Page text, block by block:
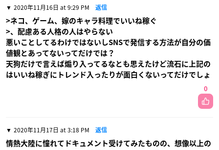
2020年11月16日 at 9:29 PM 返信
>ネコ、ゲーム、嫁のキャラ料理でいいね稼ぐ
>、配慮ある人格の人はやらない
悪いことしてるわけではないしSNSで発信する方法が自分の価
値観とあってないってだけでは？
天狗だけで言えば煽り入ってるなとも思えたけど流石に上記の
はいいね稼ぎにトレンド入ったりが面白くないってだけでしょ
0
2020年11月17日 at 3:18 PM 返信
情熱大陸に憧れてドキュメント受けてみたものの、想像以上の